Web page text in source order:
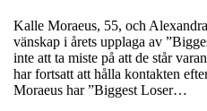
Kalle Moraeus, 55, och
vänskap i årets upplaga av
inte att ta miste på att de står
har fortsatt att hålla kontakten
Moraeus har ”Biggest Loser…